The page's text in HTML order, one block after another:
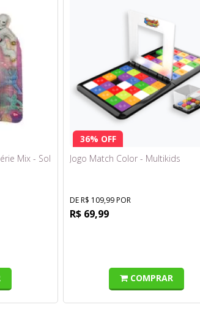
Mix - Sol
36% OFF
Jogo Match Color - Multikids
DE R$ 109,99 POR
R$ 69,99
COMPRAR